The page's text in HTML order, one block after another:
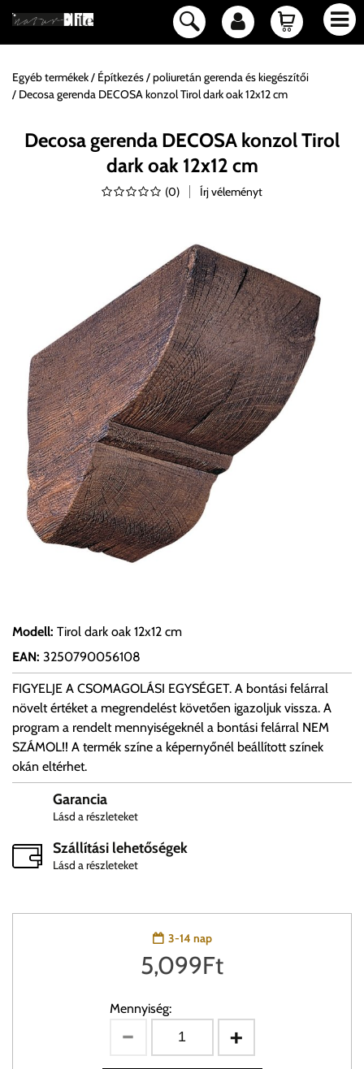
Egyéb termékek Építkezés
poliuretán gerenda és kiegészítői
Decosa gerenda DECOSA konzol Tirol dark oak 12x12 cm
Decosa gerenda DECOSA konzol Tirol
dark oak 12x12 cm
(0) Írj véleményt
Modell: Tirol dark oak 12x12 cm
EAN: 3250790056108
FIGYELJE A CSOMAGOLÁSI EGYSÉGET. A bontási felárral
növelt értéket a megrendelést követően igazoljuk vissza. A
program a rendelt mennyiségeknél a bontási felárral NEM
SZÁMOL!! A termék színe a képernyőnél beállított színek
okán eltérhet.
Garancia
Lásd a részleteket
Szállítási lehetőségek
Lásd a részleteket
3-14 nap
5,099Ft
Mennyiség: